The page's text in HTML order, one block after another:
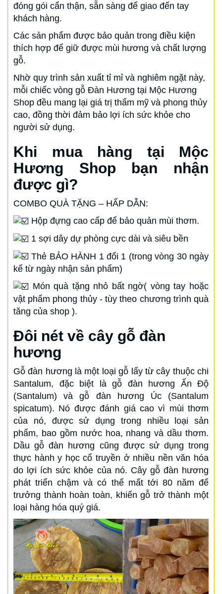
đóng gói cẩn thận, sẵn sàng để giao đến tay
khách hàng.
Các sản phẩm được bảo quản trong điều kiện
thích hợp để giữ được mùi hương và chất lượng
gỗ.
Nhờ quy trình sản xuất tỉ mỉ và nghiêm ngặt này,
mỗi chiếc vòng gỗ Đàn Hương tại Mộc Hương
Shop đều mang lại giá trị thẩm mỹ và phong thủy
cao, đồng thời đảm bảo lợi ích sức khỏe cho
người sử dụng.
Khi mua hàng tại Mộc
Hương Shop bạn nhận
được gì?
COMBO QUÀ TẶNG – HẤP DẪN:
Hộp đựng cao cấp để bảo quản mùi thơm.
1 sợi dây dự phòng cực dài và siêu bền
Thẻ BẢO HÀNH 1 đổi 1 (trong vòng 30 ngày
kể từ ngày nhận sản phẩm)
Món quà tặng nhỏ bất ngờ( vòng tay hoặc
vật phẩm phong thủy - tùy theo chương trình quà
tăng của shop ).
Đôi nét về cây gỗ đàn
hương
Gỗ đàn hương là một loại gỗ lấy từ cây thuộc chi
Santalum, đặc biệt là gỗ đàn hương Ấn Độ
(Santalum) và gỗ đàn hương Úc (Santalum
spicatum). Nó được đánh giá cao vì mùi thơm
của nó, được sử dụng trong nhiều loại sản
phẩm, bao gồm nước hoa, nhang và dầu thơm.
Dầu gỗ đàn hương cũng được sử dụng trong
thực hành y học cổ truyền ở nhiều nền văn hóa
do lợi ích sức khỏe của nó. Cây gỗ đàn hương
phát triển chậm và có thể mất tới 80 năm để
trưởng thành hoàn toàn, khiến gỗ trở thành một
loại hàng hóa quý giá.